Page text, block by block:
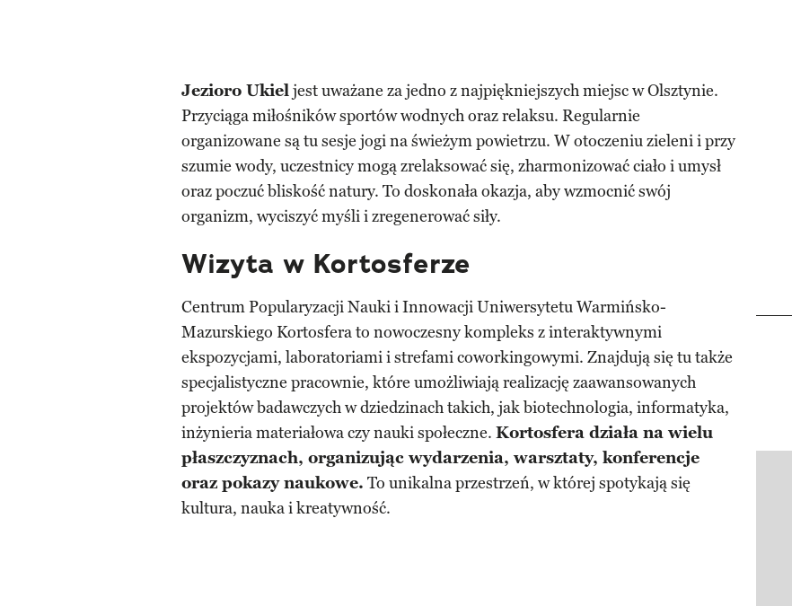
Jezioro Ukieljest uważane za jedno z najpiękniejszych miejsc w Olsztynie.
Przyciąga miłośników sportów wodnych oraz relaksu. Regularnie
organizowane są tu sesje jogi na świeżym powietrzu. W otoczeniu zieleni i przy
szumie wody, uczestnicy mogą zrelaksować się, zharmonizować ciało i umysł
oraz poczuć bliskość natury. To doskonała okazja, aby wzmocnić swój
organizm, wyciszyć myśli i zregenerować siły.
Wizyta w Kortosferze
Centrum Popularyzacji Nauki i Innowacji Uniwersytetu Warmińsko-
Mazurskiego Kortosfera to nowoczesny kompleks z interaktywnymi
ekspozycjami, laboratoriami i strefami coworkingowymi. Znajdują się tu także
specjalistyczne pracownie, które umożliwiają realizację zaawansowanych
projektów badawczych w dziedzinach takich, jak biotechnologia, informatyka,
inżynieria materiałowa czy nauki społeczne. Kortosfera działa na wielu
płaszczyznach, organizując wydarzenia, warsztaty, konferencje
oraz pokazy naukowe. To unikalna przestrzeń, w której spotykają się
kultura, nauka i kreatywność.